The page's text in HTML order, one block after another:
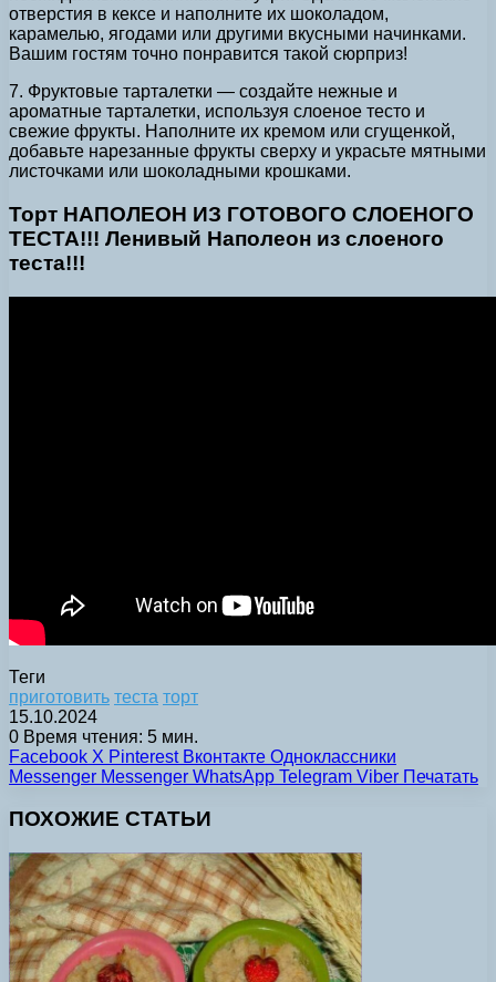
отверстия в кексе и наполните их шоколадом,
карамелью, ягодами или другими вкусными начинками.
Вашим гостям точно понравится такой сюрприз!
7. Фруктовые тарталетки — создайте нежные и
ароматные тарталетки, используя слоеное тесто и
свежие фрукты. Наполните их кремом или сгущенкой,
добавьте нарезанные фрукты сверху и украсьте мятными
листочками или шоколадными крошками.
Торт НАПОЛЕОН ИЗ ГОТОВОГО СЛОЕНОГО
ТЕСТА!!! Ленивый Наполеон из слоеного
теста!!!
Теги
приготовить теста торт
15.10.2024
0 Время чтения: 5 мин.
Facebook X Pinterest Вконтакте Одноклассники
Messenger Messenger WhatsApp Telegram Viber Печатать
ПОХОЖИЕ СТАТЬИ